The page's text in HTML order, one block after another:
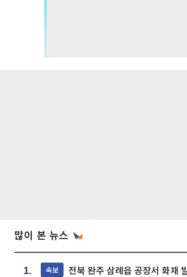
많이 본 뉴스
1. 속보 전북 완주 삼례읍 공장서 화재